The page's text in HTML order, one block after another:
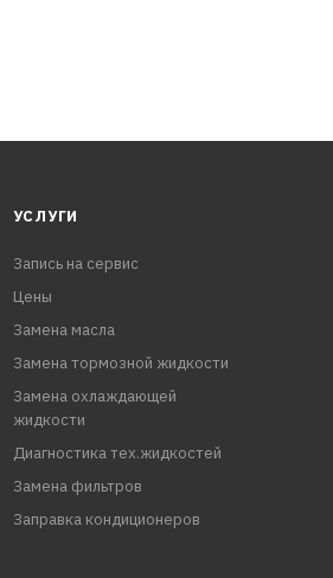
УСЛУГИ
Запись на сервис
Цены
Замена масла
Замена тормозной жидкости
Замена охлаждающей
жидкости
Диагностика тех.жидкостей
Замена фильтров
Заправка кондиционеров